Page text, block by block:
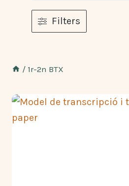
/ 1r-2n BTX
Filters